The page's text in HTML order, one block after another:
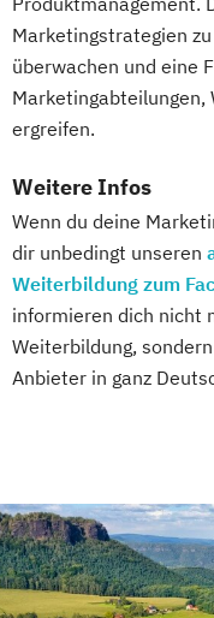
Marketingstrategien
überwachen und eine
Marketingabteilungen,
ergreifen.
Weitere Infos
Wenn du deine
dir unbedingt unseren
Weiterbildung zum
informieren dich nicht
Weiterbildung,
Anbieter in ganz